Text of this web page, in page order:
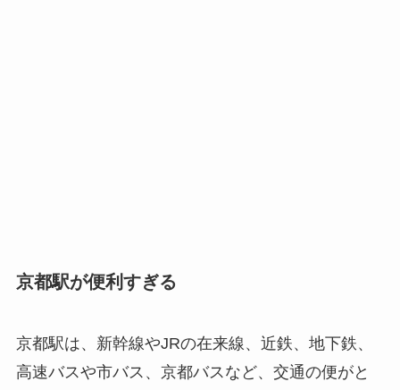
京都駅が便利すぎる
京都駅は、新幹線やJRの在来線、近鉄、地下鉄、
高速バスや市バス、京都バスなど、交通の便がと